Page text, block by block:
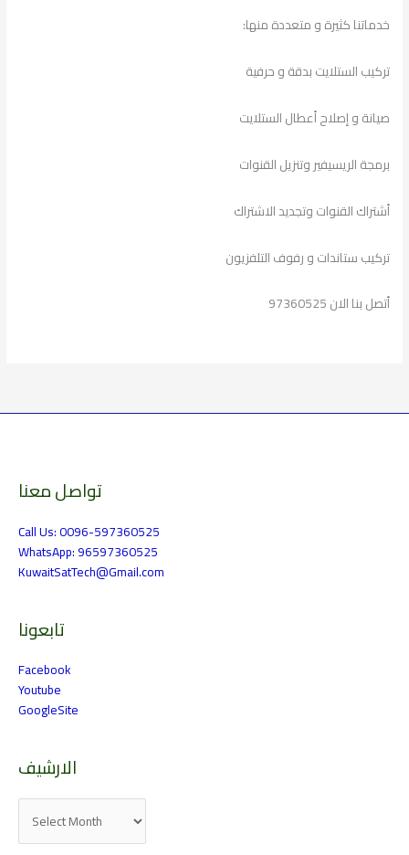
خدماتنا كثيرة و متعددة منها:
تركيب الستلايت بدقة و حرفية
صيانة و إصلاح أعطال الستلايت
برمجة الريسيفير وتنزيل القنوات
أشتراك القنوات وتجديد الاشتراك
تركيب ستاندات و رفوف التلفزيون
أتصل بنا الان 97360525
تواصل معنا
Call Us: 0096-597360525
WhatsApp: 96597360525
KuwaitSatTech@Gmail.com
تابعونا
Facebook
Youtube
GoogleSite
الارشيف
الارشيف